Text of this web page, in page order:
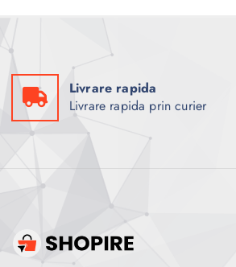
Livrare rapida
Livrare rapida prin curier